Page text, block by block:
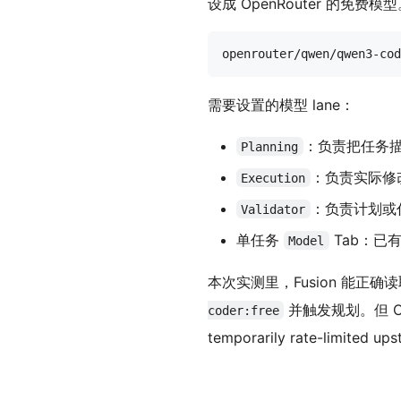
需要设置的模型 lane：
Planning ：负责把任务
Execution ：负责实际
Validator
：负责计划
单任务
Model Tab：已
本次实测里，Fusion 能正确
coder:free
并触发规划。但
temporarily rate-limited